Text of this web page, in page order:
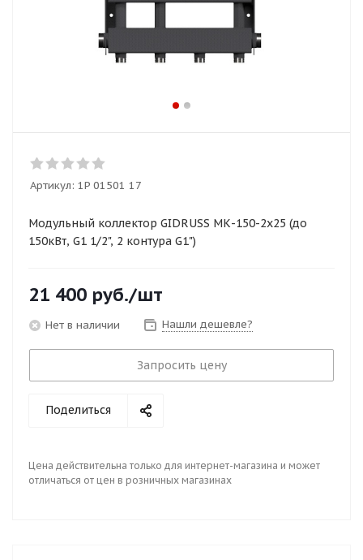
Артикул: 1P 01501 17
Модульный коллектор GIDRUSS МК-150-2х25 (до
150кВт, G1 1/2", 2 контура G1")
21 400 руб./шт
Нет в наличии Нашли дешевле?
Запросить цену
Поделиться
Цена действительна только для интернет-магазина и может
отличаться от цен в розничных магазинах